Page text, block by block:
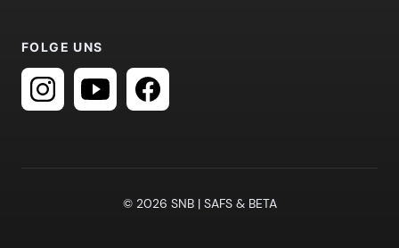
FOLGE UNS
© 2026 SNB | SAFS & BETA